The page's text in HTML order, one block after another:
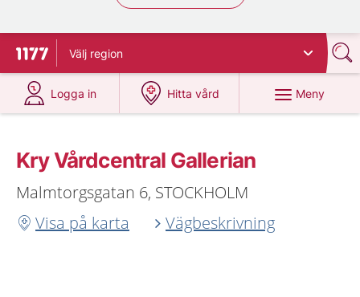
Till startsidan för 1177
Välj region
Logga in
på 1177.se
Hitta vård
på 1177.se
Meny
Kry Vårdcentral Gallerian
Malmtorgsgatan 6, STOCKHOLM
Visa på karta
Vägbeskrivning